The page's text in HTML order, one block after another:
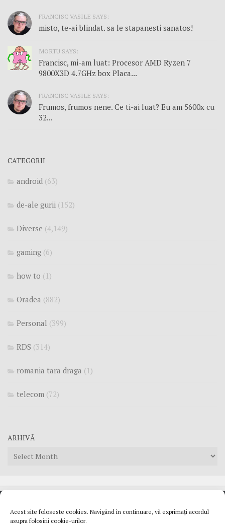
Acest site foloseste cookies. Navigând în continuare, vă exprimați acordul
asupra folosirii cookie-urilor.
FRANCISC VASILE SAYS:
misto, te-ai blindat. sa le stapanesti sanatos!
MORTU SAYS:
Francisc, mi-am luat: Procesor AMD Ryzen 7
9800X3D 4.7GHz box Placa...
FRANCISC VASILE SAYS:
Frumos, frumos nene. Ce ti-ai luat? Eu am 5600x cu
32...
CATEGORII
android (63)
de-ale gurii (152)
Diverse (4,149)
gaming (6)
how to (1)
Oradea (882)
Personal (399)
RDS (314)
romania tara draga (1)
telecom (72)
ARHIVĂ
Arhivă
© 2007 - 2025 Mortu`s Blog. Daca tot te inspiri de aici pune